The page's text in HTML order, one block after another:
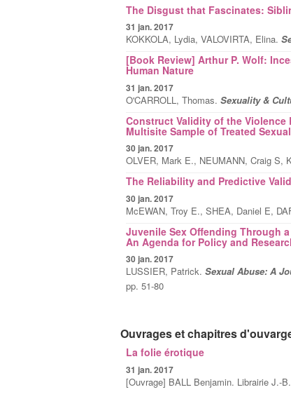
The Disgust that Fascinates:
31 jan. 2017
KOKKOLA, Lydia, VALOVIRTA, Elina.
[Book Review] Arthur P. Wolf:
Human Nature
31 jan. 2017
O'CARROLL, Thomas. Sexuality &
Construct Validity of the Violence
Multisite Sample of Treated
30 jan. 2017
OLVER, Mark E., NEUMANN, Craig S,
The Reliability and Predictive
30 jan. 2017
McEWAN, Troy E., SHEA, Daniel E,
Juvenile Sex Offending Through
An Agenda for Policy and
30 jan. 2017
LUSSIER, Patrick. Sexual Abuse: A
pp. 51-80
Ouvrages et chapitres
La folie érotique
31 jan. 2017
[Ouvrage] BALL Benjamin. Librairie J.-